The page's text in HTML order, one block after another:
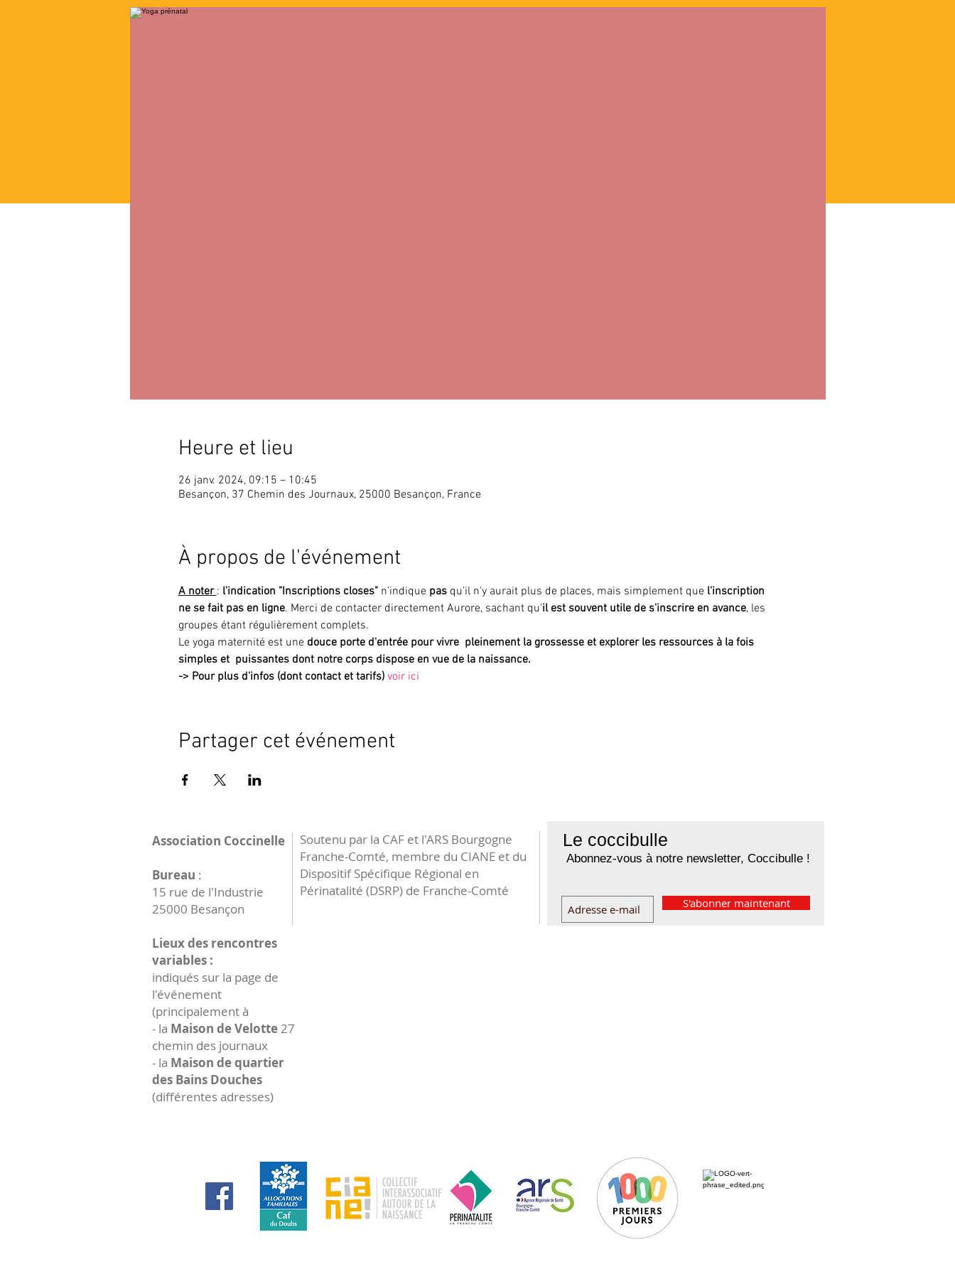
Heure et lieu
26 janv. 2024, 09:15 – 10:45
Besançon, 37 Chemin des Journaux, 25000 Besançon, France
À propos de l'événement
A noter : l'indication "Inscriptions closes" n'indique pas qu'il n'y aurait plus de places, mais simplement que l'inscription
ne se fait pas en ligne. Merci de contacter directement Aurore, sachant qu'il est souvent utile de s'inscrire en avance, les
groupes étant régulièrement complets.
Le yoga maternité est une douce porte d'entrée pour vivre  pleinement la grossesse et explorer les ressources à la fois
simples et  puissantes dont notre corps dispose en vue de la naissance.
-> Pour plus d'infos (dont contact et tarifs) voir ici
Partager cet événement
Le coccibulle
Abonnez-vous à notre newsletter, Coccibulle !
S'abonner maintenant
Association Coccinelle
Bureau :
15 rue de l'Industrie
25000 Besançon
Lieux des rencontres
variables :
indiqués sur la page de
l'événement
(principalement à
- la Maison de Velotte27
chemin des journaux
- la Maison de quartier
des Bains Douches
(différentes adresses)
Soutenu par la CAF et l'ARS Bourgogne
Franche-Comté, membre du CIANE et du
Dispositif Spécifique Régional en
Périnatalité (DSRP) de Franche-Comté